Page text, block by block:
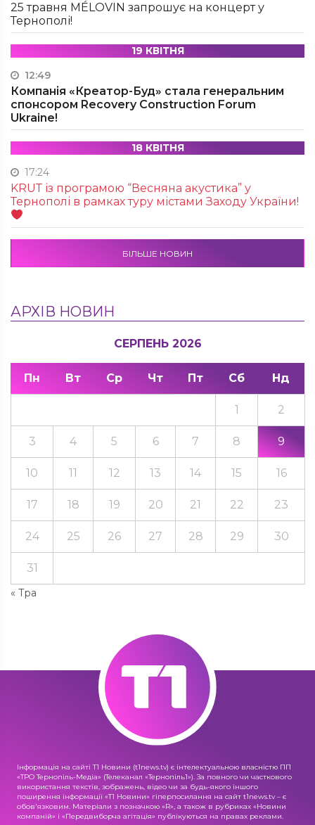
25 травня MÉLOVIN запрошує на концерт у
Тернополі!
19 КВІТНЯ
12:49
Компанія «Креатор-Буд» стала генеральним
спонсором Recovery Construction Forum
Ukraine!
18 КВІТНЯ
17:24
KRUТ із програмою “Весняна акустика” у
Тернополі в рамках туру містами Заходу України!
БІЛЬШЕ НОВИН
АРХІВ НОВИН
СЕРПЕНЬ 2026
Пн Вт Ср Чт Пт Сб Нд
« Тра
1 2
3 4 5 6 7 8 9
10 11 12 13 14 15 16
17 18 19 20 21 22 23
24 25 26 27 28 29 30
31
Інформація на сайті Т1 Новини (t1news.tv) є інтелектуальною власністю ПП
«ТРО Тернопіль-Медіа» (Телеканал «Тернопіль1»). За повного чи часткового
використання текстів, зображень, відео чи за будь-якого іншого
поширення інформації «Т1 Новини» гіперпосилання на сайт t1news.tv – є
обов'язковим. Матеріали з позначкою «R», а також в рубриках «Новини
компаній» і «Передвиборча агітація» публікуються на правах реклами.